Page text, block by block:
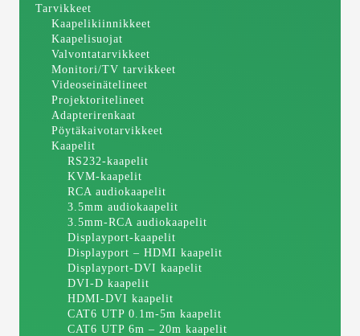
Tarvikkeet
Kaapelikiinnikkeet
Kaapelisuojat
Valvontatarvikkeet
Monitori/TV tarvikkeet
Videoseinätelineet
Projektoritelineet
Adapterirenkaat
Pöytäkaivotarvikkeet
Kaapelit
RS232-kaapelit
KVM-kaapelit
RCA audiokaapelit
3.5mm audiokaapelit
3.5mm-RCA audiokaapelit
Displayport-kaapelit
Displayport – HDMI kaapelit
Displayport-DVI kaapelit
DVI-D kaapelit
HDMI-DVI kaapelit
CAT6 UTP 0.1m-5m kaapelit
CAT6 UTP 6m – 20m kaapelit